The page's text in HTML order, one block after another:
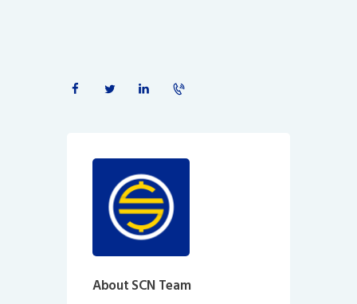
About SCN Team